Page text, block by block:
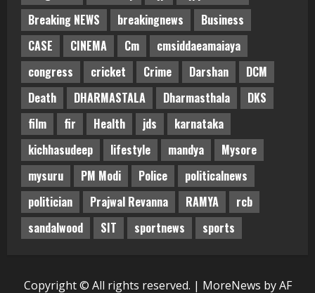
Breaking NEWS
breakingnews
Business
CASE
CINEMA Cm
cmsiddaeamaiaya
congress
cricket Crime Darshan
DCM
Death
DHARMASTALA Dharmasthala
DKS
film
fir Health jds
karnataka
kichhasudeep
lifestyle mandya
Mysore
mysuru
PM Modi Police
politicalnews
politician
Prajwal Revanna RAMYA
rcb
sandalwood
SIT sportnews sports
Copyright © All rights reserved. | MoreNews by AF